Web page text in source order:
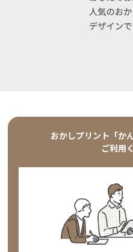
おかしプリント「か
ご利用